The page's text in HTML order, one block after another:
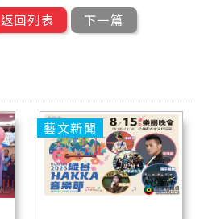
返回列表 下一篇
藝文新聞